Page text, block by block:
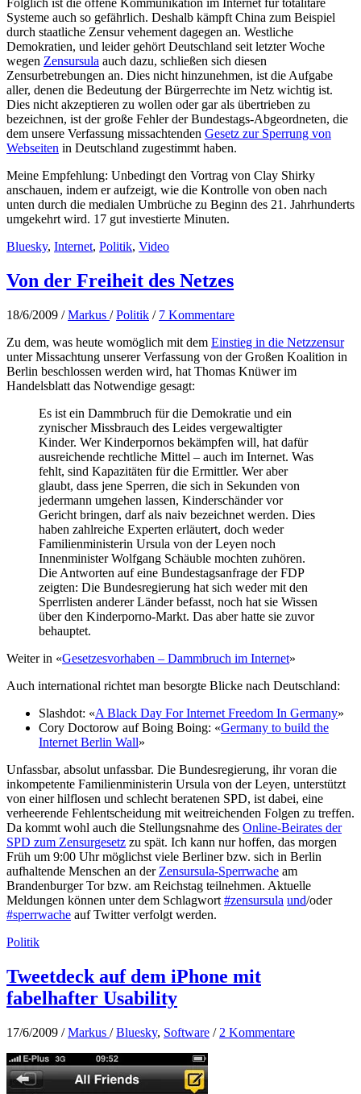
Folglich ist die offene Kommunikation im Internet für totalitäre
Systeme auch so gefährlich. Deshalb kämpft China zum Beispiel
durch staatliche Zensur vehement dagegen an. Westliche
Demokratien, und leider gehört Deutschland seit letzter Woche
wegen Zensursula auch dazu, schließen sich diesen
Zensurbetrebungen an. Dies nicht hinzunehmen, ist die Aufgabe
aller, denen die Bedeutung der Bürgerrechte im Netz wichtig ist.
Dies nicht akzeptieren zu wollen oder gar als übertrieben zu
bezeichnen, ist der große Fehler der Bundestags-Abgeordneten, die
dem unsere Verfassung missachtenden Gesetz zur Sperrung von
Webseiten in Deutschland zugestimmt haben.
Meine Empfehlung: Unbedingt den Vortrag von Clay Shirky
anschauen, indem er aufzeigt, wie die Kontrolle von oben nach
unten durch die medialen Umbrüche zu Beginn des 21. Jahrhunderts
umgekehrt wird. 17 gut investierte Minuten.
Bluesky, Internet, Politik, Video
Von der Freiheit des Netzes
18/6/2009 /Markus /Politik / 7 Kommentare
Zu dem, was heute womöglich mit dem Einstieg in die Netzzensur
unter Missachtung unserer Verfassung von der Großen Koalition in
Berlin beschlossen werden wird, hat Thomas Knüwer im
Handelsblatt das Notwendige gesagt:
Es ist ein Dammbruch für die Demokratie und ein
zynischer Missbrauch des Leides vergewaltigter
Kinder. Wer Kinderpornos bekämpfen will, hat dafür
ausreichende rechtliche Mittel – auch im Internet. Was
fehlt, sind Kapazitäten für die Ermittler. Wer aber
glaubt, dass jene Sperren, die sich in Sekunden von
jedermann umgehen lassen, Kinderschänder vor
Gericht bringen, darf als naiv bezeichnet werden. Dies
haben zahlreiche Experten erläutert, doch weder
Familienministerin Ursula von der Leyen noch
Innenminister Wolfgang Schäuble mochten zuhören.
Die Antworten auf eine Bundestagsanfrage der FDP
zeigten: Die Bundesregierung hat sich weder mit den
Sperrlisten anderer Länder befasst, noch hat sie Wissen
über den Kinderporno-Markt. Das aber hatte sie zuvor
behauptet.
Weiter in «Gesetzesvorhaben – Dammbruch im Internet»
Auch international richtet man besorgte Blicke nach Deutschland:
Slashdot: «A Black Day For Internet Freedom In Germany»
Cory Doctorow auf Boing Boing: «Germany to build the
Internet Berlin Wall»
Unfassbar, absolut unfassbar. Die Bundesregierung, ihr voran die
inkompetente Familienministerin Ursula von der Leyen, unterstützt
von einer hilflosen und schlecht beratenen SPD, ist dabei, eine
verheerende Fehlentscheidung mit weitreichenden Folgen zu treffen.
Da kommt wohl auch die Stellungsnahme des Online-Beirates der
SPD zum Zensurgesetz zu spät. Ich kann nur hoffen, das morgen
Früh um 9:00 Uhr möglichst viele Berliner bzw. sich in Berlin
aufhaltende Menschen an der Zensursula-Sperrwache am
Brandenburger Tor bzw. am Reichstag teilnehmen. Aktuelle
Meldungen können unter dem Schlagwort #zensursula und/oder
#sperrwache auf Twitter verfolgt werden.
Politik
Tweetdeck auf dem iPhone mit
fabelhafter Usability
17/6/2009 /Markus /Bluesky, Software / 2 Kommentare